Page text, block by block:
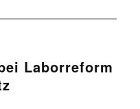
Laborreform